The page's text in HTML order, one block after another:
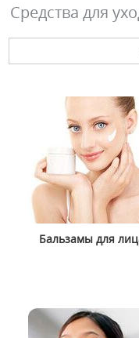
Средства для
Бальзамы для